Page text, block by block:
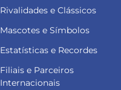
Rivalidades e Clássicos
Mascotes e Símbolos
Estatísticas e Recordes
Filiais e Parceiros
Internacionais